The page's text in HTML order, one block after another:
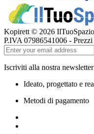
Kopirett © 2026
P.IVA 07986541006 -
Iscriviti alla nostra
Ideato, progettato e
Metodi di pagamento